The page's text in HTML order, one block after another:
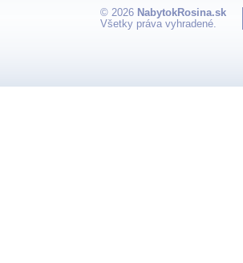
© 2026 NabytokRosina.sk
Všetky práva vyhradené.